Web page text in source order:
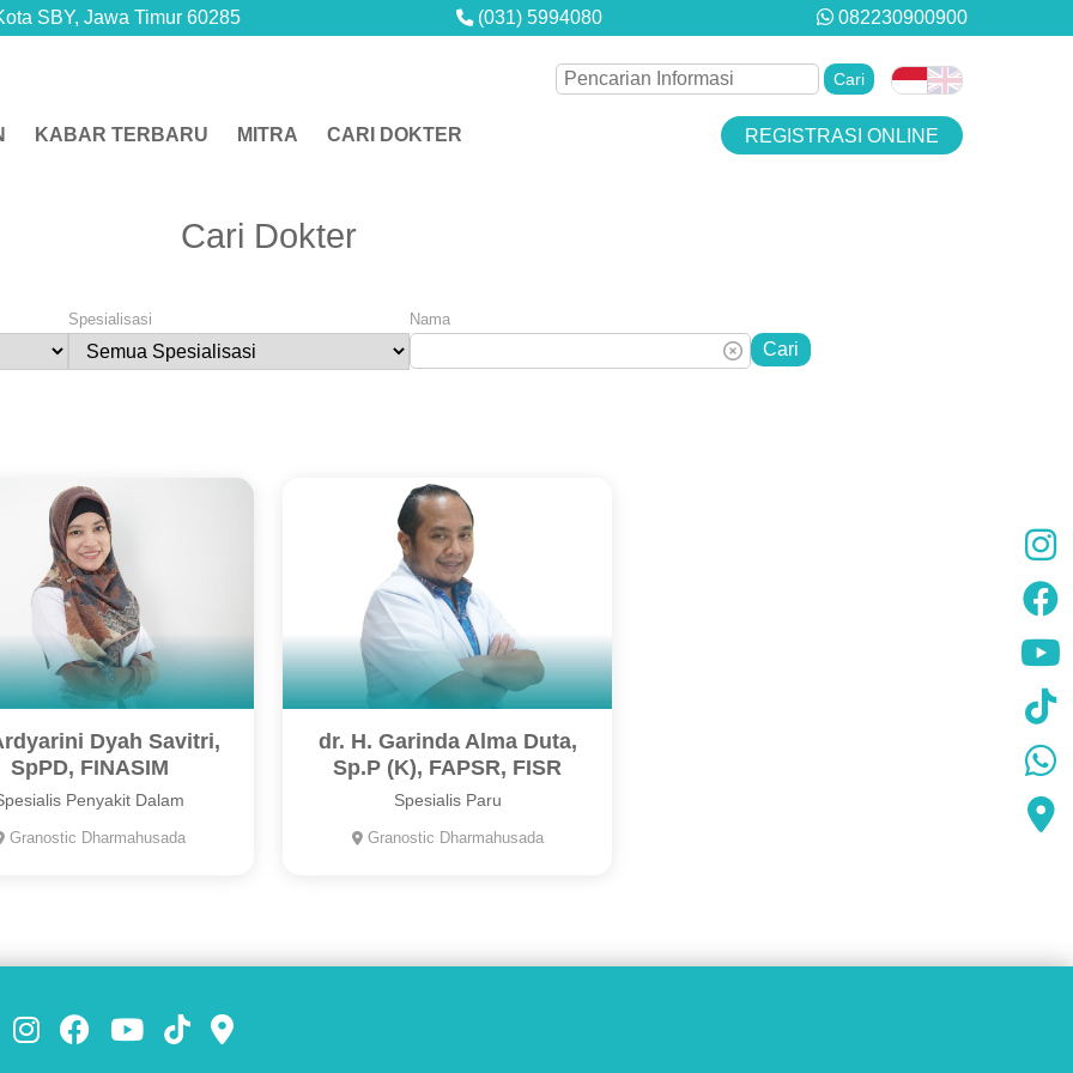
SBY, Jawa Timur 60285 (031) 5994080 082230900900
KABAR TERBARU MITRA CARI DOKTER REGISTRASI ONLINE
Cari Dokter
Spesialisasi Nama
Dyah Savitri,
SpPD, FINASIM
Penyakit Dalam
Granostic Dharmahusada
dr. H. Garinda Alma Duta,
Sp.P (K), FAPSR, FISR
Spesialis Paru
Granostic Dharmahusada